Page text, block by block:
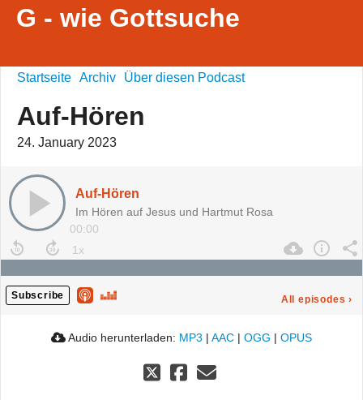
G - wie Gottsuche
Startseite Archiv Über diesen Podcast
Auf-Hören
24. January 2023
Auf-Hören
Im Hören auf Jesus und Hartmut Rosa
00:00
Subscribe All episodes ›
Audio herunterladen: MP3 | AAC | OGG | OPUS